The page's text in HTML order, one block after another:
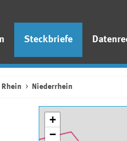
Steckbriefe
Rhein Niederrhein
+
−